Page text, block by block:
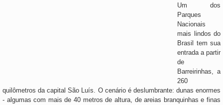
Um dos
Parques
Nacionais
mais lindos do
Brasil tem sua
entrada a partir
de
Barreirinhas, a
260
quilômetros da capital São Luís. O cenário é deslumbrante: dunas enormes
- algumas com mais de 40 metros de altura, de areias branquinhas e finas